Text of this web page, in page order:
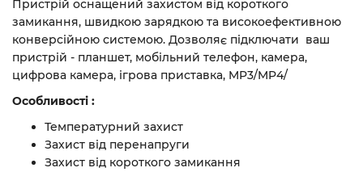
Пристрій оснащений захистом від короткого
замикання, швидкою зарядкою та високоефективною
конверсійною системою. Дозволяє підключати ваш
пристрій - планшет, мобільний телефон, камера,
цифрова камера, ігрова приставка, MP3/MP4/
Особливості :
Температурний захист
Захист від перенапруги
Захист від короткого замикання